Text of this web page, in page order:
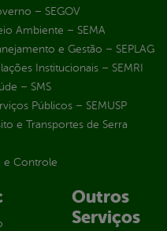
– SEGOV
Ambiente – SEMA
e Gestão – SEPLAG
Institucionais – SEMRI
– SMS
Públicos – SEMUSP
e Transportes de Serra
e Controle
Outros
Serviços